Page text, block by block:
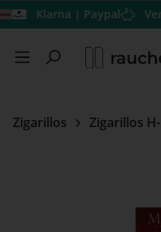
Zum Hauptinhalt
Klarna | Paypal
Zigarillos Zigarillos